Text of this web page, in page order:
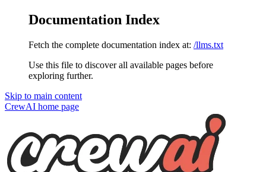
Documentation Index
Fetch the complete documentation index at: /llms.txt
Use this file to discover all available pages before
exploring further.
Skip to main content
CrewAI home page